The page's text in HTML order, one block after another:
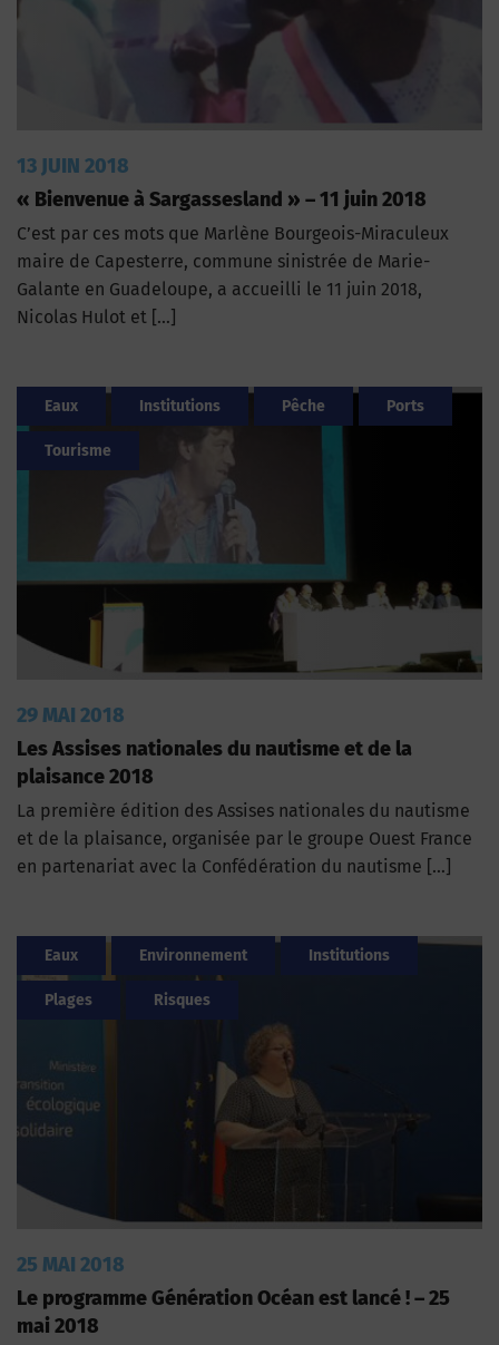
13 JUIN 2018
« Bienvenue à Sargassesland » – 11 juin 2018
C’est par ces mots que Marlène Bourgeois-Miraculeux
maire de Capesterre, commune sinistrée de Marie-
Galante en Guadeloupe, a accueilli le 11 juin 2018,
Nicolas Hulot et […]
Eaux Institutions Pêche Ports
Tourisme
29 MAI 2018
Les Assises nationales du nautisme et de la
plaisance 2018
La première édition des Assises nationales du nautisme
et de la plaisance, organisée par le groupe Ouest France
en partenariat avec la Confédération du nautisme […]
Eaux Environnement Institutions
Plages Risques
25 MAI 2018
Le programme Génération Océan est lancé ! – 25
mai 2018